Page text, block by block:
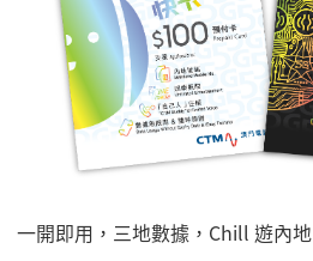
一開即用，三地數據，Chill 遊內地